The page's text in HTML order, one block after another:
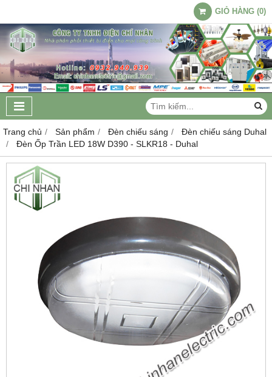
GIỎ HÀNG (0)
Trang chủ Sản phẩm Đèn chiếu sáng
Đèn chiếu sáng Duhal
Đèn Ốp Trần LED 18W D390 - SLKR18 - Duhal